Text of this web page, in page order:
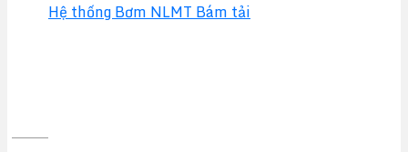
Hệ thống Bơm NLMT Bám tải